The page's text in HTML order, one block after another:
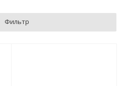
Фильтр